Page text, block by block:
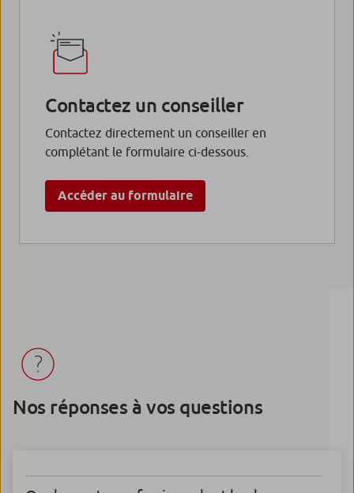
Contactez un conseiller
Contactez directement un conseiller en
complétant le formulaire ci-dessous.
Accéder au formulaire
Nos réponses à vos questions